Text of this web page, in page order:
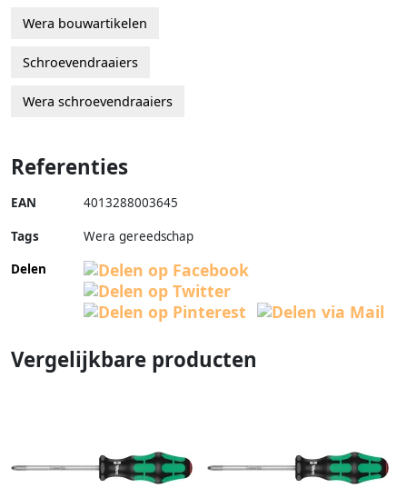
Wera bouwartikelen
Schroevendraaiers
Wera schroevendraaiers
Referenties
EAN 4013288003645
Tags
Wera gereedschap
Delen
Vergelijkbare producten